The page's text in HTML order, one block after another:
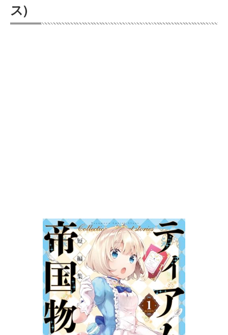
プレミアム
ス)